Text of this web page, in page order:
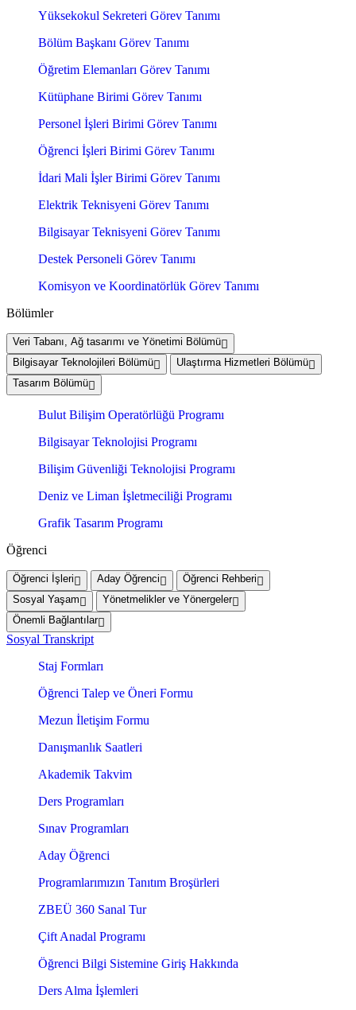
Yüksekokul Sekreteri Görev Tanımı
Bölüm Başkanı Görev Tanımı
Öğretim Elemanları Görev Tanımı
Kütüphane Birimi Görev Tanımı
Personel İşleri Birimi Görev Tanımı
Öğrenci İşleri Birimi Görev Tanımı
İdari Mali İşler Birimi Görev Tanımı
Elektrik Teknisyeni Görev Tanımı
Bilgisayar Teknisyeni Görev Tanımı
Destek Personeli Görev Tanımı
Komisyon ve Koordinatörlük Görev Tanımı
Bölümler
Veri Tabanı, Ağ tasarımı ve Yönetimi Bölümü
Bilgisayar Teknolojileri Bölümü
Ulaştırma Hizmetleri Bölümü
Tasarım Bölümü
Bulut Bilişim Operatörlüğü Programı
Bilgisayar Teknolojisi Programı
Bilişim Güvenliği Teknolojisi Programı
Deniz ve Liman İşletmeciliği Programı
Grafik Tasarım Programı
Öğrenci
Öğrenci İşleri Aday Öğrenci
Öğrenci Rehberi
Sosyal Yaşam
Yönetmelikler ve Yönergeler
Önemli Bağlantılar
Sosyal Transkript
Staj Formları
Öğrenci Talep ve Öneri Formu
Mezun İletişim Formu
Danışmanlık Saatleri
Akademik Takvim
Ders Programları
Sınav Programları
Aday Öğrenci
Programlarımızın Tanıtım Broşürleri
ZBEÜ 360 Sanal Tur
Çift Anadal Programı
Öğrenci Bilgi Sistemine Giriş Hakkında
Ders Alma İşlemleri